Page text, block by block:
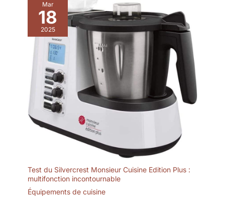
Mar
18
2025
Test du Silvercrest Monsieur Cuisine Edition Plus :
multifonction incontournable
Équipements de cuisine